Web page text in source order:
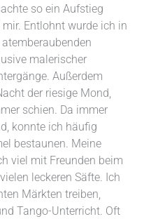
so ein Aufstieg
Entlohnt wurde ich in
malerischer
Außerdem
der riesige Mond,
schien. Da immer
konnte ich häufig
bestaunen. Meine
viel mit Freunden beim
leckeren Säfte. Ich
Märkten treiben,
Tango-Unterricht. Oft